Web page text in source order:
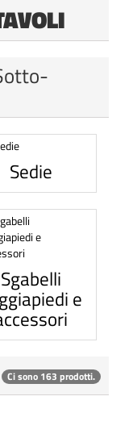
Sedie
Sgabelli
e
Ci sono 163 prodotti.